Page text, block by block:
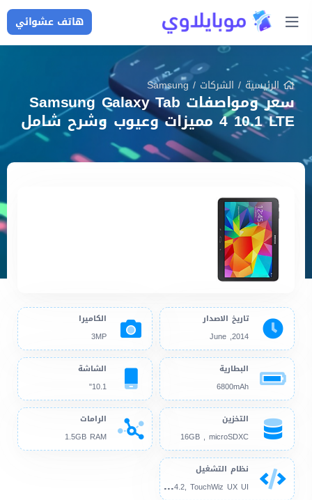
هاتف عشوائي
الرئيسية/ الشركات /
Samsung
سعر ومواصفات Samsung Galaxy Tab
4 10.1 LTE مميزات وعيوب وشرح شامل
تاريخ الاصدار
2014, June
الكاميرا
3MP
البطارية
6800mAh
الشاشة
10.1"
التخزين
16GB , microSDXC
الرامات
1.5GB RAM
نظام التشغيل
And
roid 4.4.2, TouchWiz UX UI